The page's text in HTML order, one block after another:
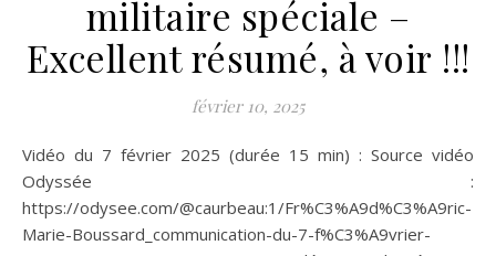
militaire spéciale –
Excellent résumé, à voir !!!
février 10, 2025
Vidéo du 7 février 2025 (durée 15 min) : Source vidéo
Odyssée :
https://odysee.com/@caurbeau:1/Fr%C3%A9d%C3%A9ric-
Marie-Boussard_communication-du-7-f%C3%A9vrier-